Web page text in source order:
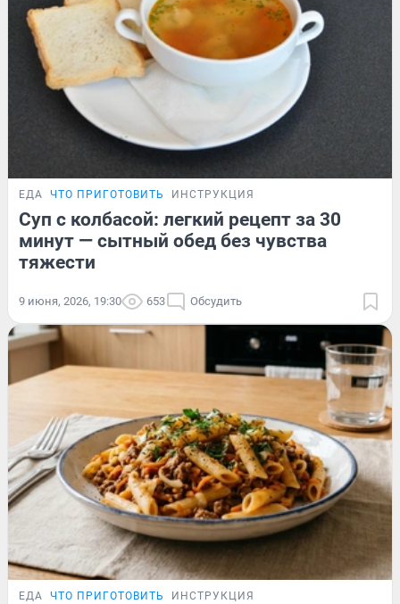
ЕДА ЧТО ПРИГОТОВИТЬ ИНСТРУКЦИЯ
Суп с колбасой: легкий рецепт за 30
минут — сытный обед без чувства
тяжести
9 июня, 2026, 19:30 653 Обсудить
ЕДА ЧТО ПРИГОТОВИТЬ ИНСТРУКЦИЯ